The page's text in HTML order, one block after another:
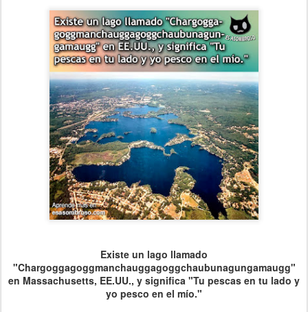
Existe un lago llamado
"Chargoggagoggmanchauggagoggchaubunagungamaugg"
en Massachusetts, EE.UU., y significa "Tu pescas en tu lado y
yo pesco en el mío."